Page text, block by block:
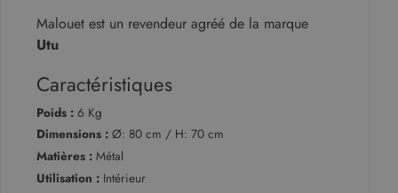
Malouet est un revendeur agréé de la marque
Utu
Caractéristiques
Poids : 6 Kg
Dimensions : Ø: 80 cm / H: 70 cm
Matières : Métal
Utilisation : Intérieur